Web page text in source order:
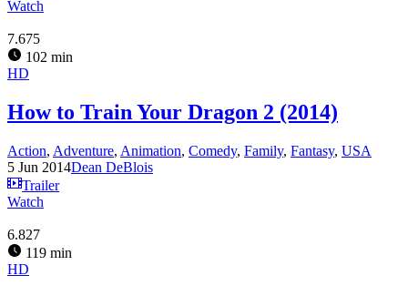
Watch
7.675
102 min
HD
How to Train Your Dragon 2 (2014)
Action, Adventure, Animation, Comedy, Family, Fantasy, USA
5 Jun 2014Dean DeBlois
Trailer
Watch
6.827
119 min
HD